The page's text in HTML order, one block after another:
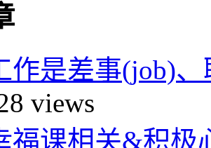
作是差事(job)、
views
福课相关&积极